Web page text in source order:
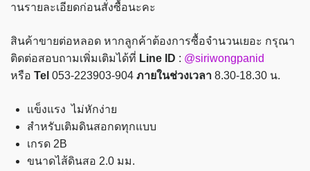
มม.
ชิ้น
านรายละเอียดก่อนสั่งซื้อนะคะ
สินค้าขายต่อหลอด หากลูกค้าต้องการซื้อจำนวนเยอะ กรุณา
ติดต่อสอบถามเพิ่มเติมได้ที่ Line ID : @siriwongpanid
หรือ Tel 053-223903-904 ภายในช่วงเวลา 8.30-18.30 น.
แข็งแรง ไม่หักง่าย
สำหรับเติมดินสอกดทุกแบบ
เกรด 2B
ขนาดไส้ดินสอ 2.0 มม.